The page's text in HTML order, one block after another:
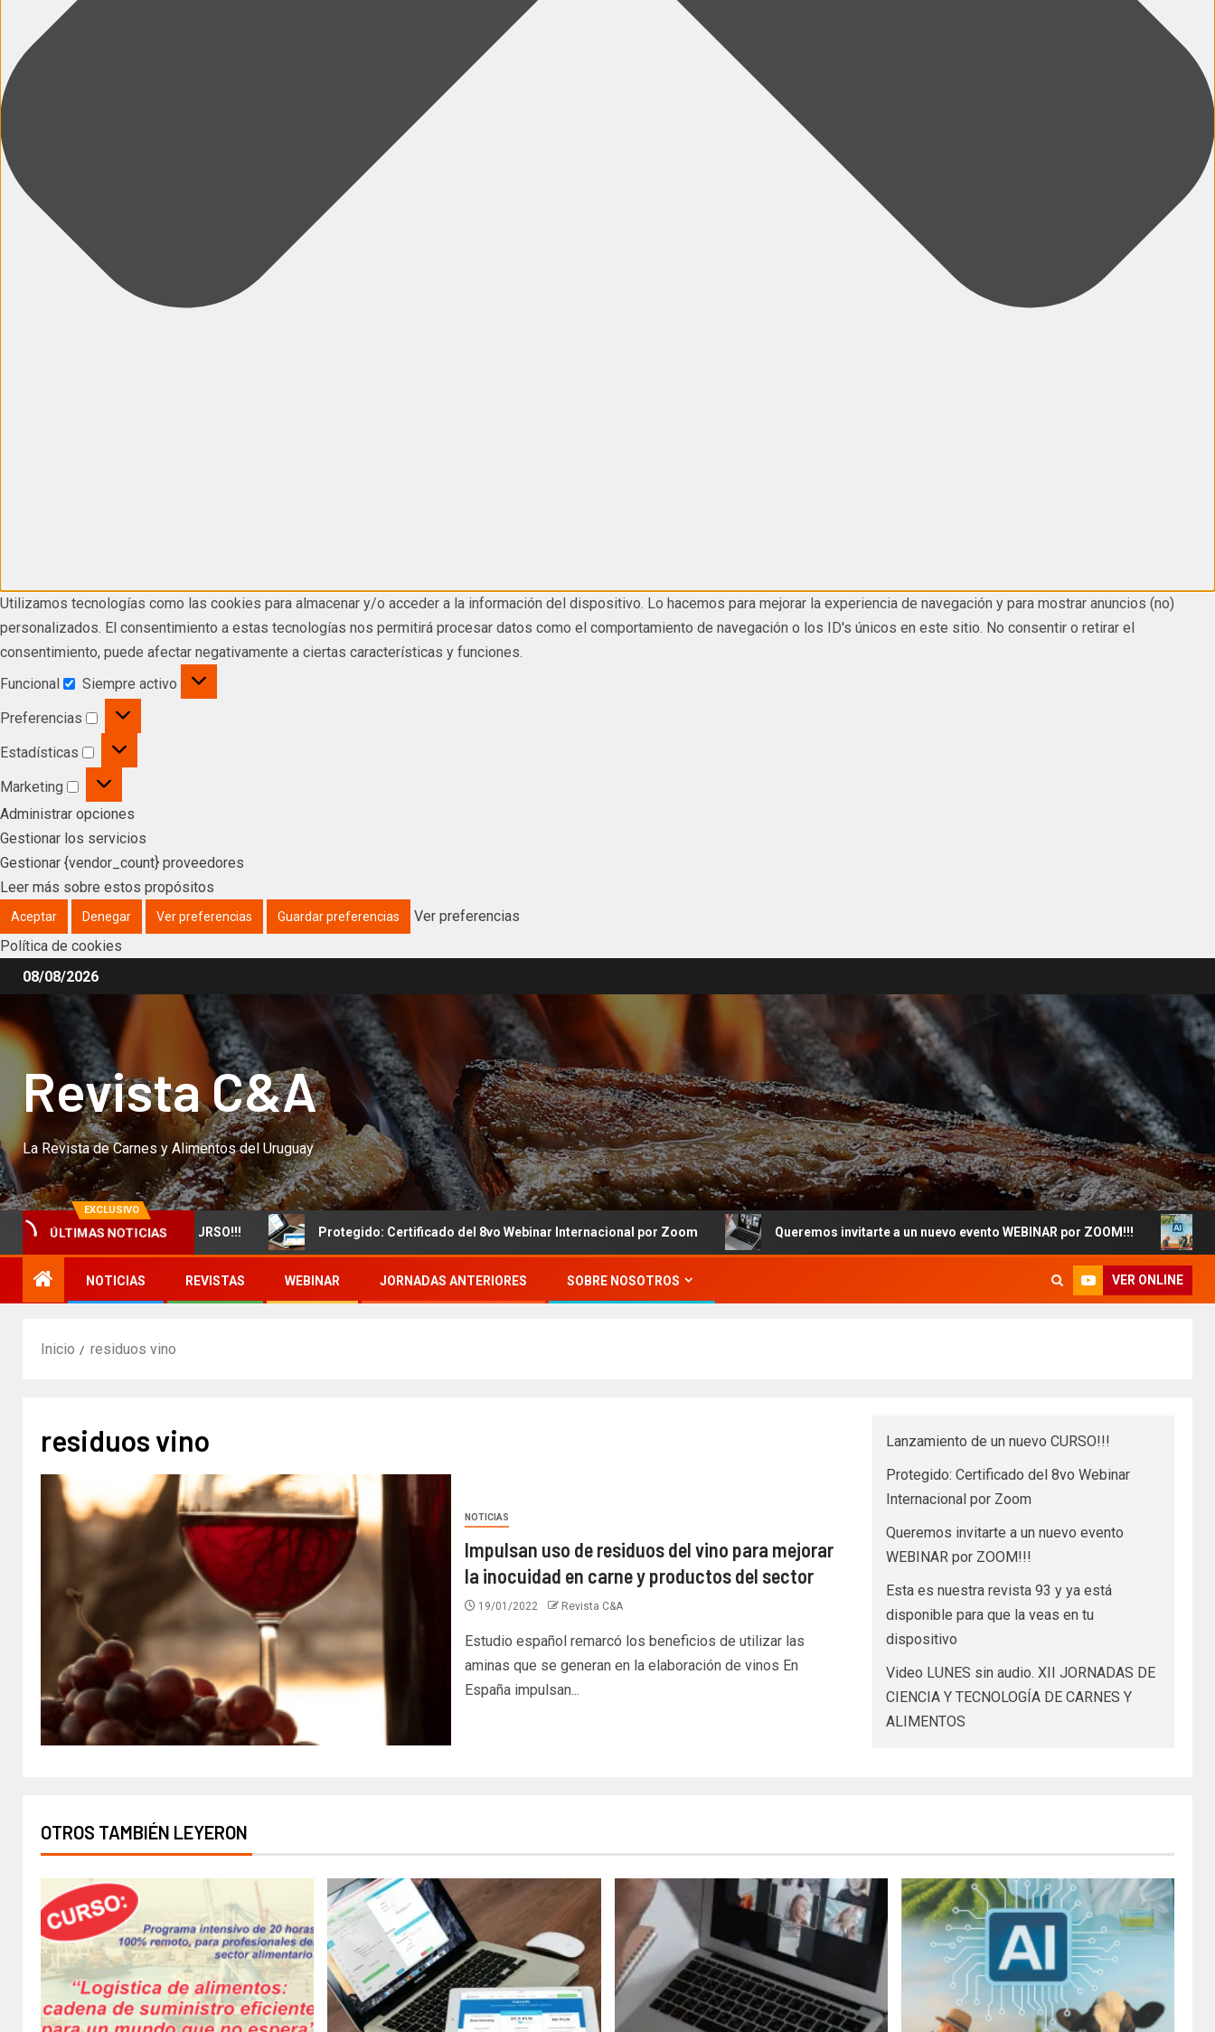
Utilizamos tecnologías como las cookies para almacenar y/o acceder a la información del dispositivo. Lo hacemos para mejorar la experiencia de navegación y para mostrar anuncios (no)
personalizados. El consentimiento a estas tecnologías nos permitirá procesar datos como el comportamiento de navegación o los ID's únicos en este sitio. No consentir o retirar el
consentimiento, puede afectar negativamente a ciertas características y funciones.
Funcional
Siempre activo
Preferencias
Estadísticas
Marketing
Administrar opciones
Gestionar los servicios
Gestionar {vendor_count} proveedores
Leer más sobre estos propósitos
Aceptar Denegar Ver preferencias Guardar preferencias
Ver preferencias
Política de cookies
08/08/2026
Revista C&A
La Revista de Carnes y Alimentos del Uruguay
EXCLUSIVO
ÚLTIMAS NOTICIAS
de un nuevo CURSO!!! Protegido: Certificado del 8vo Webinar Internacional por Zoom Queremos invitarte a un nuevo evento WEBINAR por ZOOM!!! Esta es
NOTICIAS REVISTAS WEBINAR JORNADAS ANTERIORES SOBRE NOSOTROS VER ONLINE
Inicio residuos vino
residuos vino
NOTICIAS
Impulsan uso de residuos del vino para mejorar
la inocuidad en carne y productos del sector
19/01/2022 Revista C&A
Estudio español remarcó los beneficios de utilizar las
aminas que se generan en la elaboración de vinos En
España impulsan...
Lanzamiento de un nuevo CURSO!!!
Protegido: Certificado del 8vo Webinar
Internacional por Zoom
Queremos invitarte a un nuevo evento
WEBINAR por ZOOM!!!
Esta es nuestra revista 93 y ya está
disponible para que la veas en tu
dispositivo
Video LUNES sin audio. XII JORNADAS DE
CIENCIA Y TECNOLOGÍA DE CARNES Y
ALIMENTOS
OTROS TAMBIÉN LEYERON